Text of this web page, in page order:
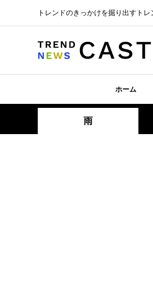
トレンドのきっかけを掘り出すト
ホーム
雨